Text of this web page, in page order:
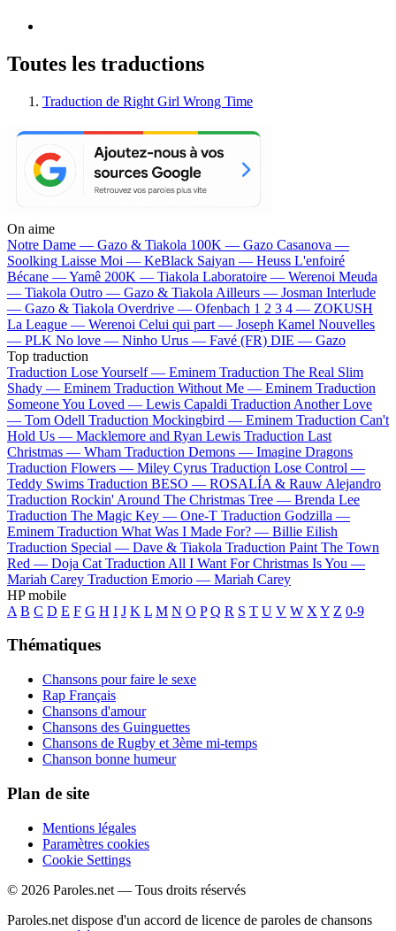
Toutes les traductions
Traduction de Right Girl Wrong Time
On aime
Notre Dame — Gazo & Tiakola 100K — Gazo Casanova —
Soolking Laisse Moi — KeBlack Saiyan — Heuss L'enfoiré
Bécane —Yamê 200K — Tiakola Laboratoire — Werenoi Meuda
— Tiakola Outro — Gazo & Tiakola Ailleurs — Josman Interlude
— Gazo & Tiakola Overdrive — Ofenbach 1 2 3 4 — ZOKUSH
La League — Werenoi Celui qui part — Joseph Kamel Nouvelles
— PLK No love — Ninho Urus — Favé (FR) DIE — Gazo
Top traduction
Traduction Lose Yourself — Eminem Traduction The Real Slim
Shady — Eminem Traduction Without Me — Eminem Traduction
Someone You Loved — Lewis Capaldi Traduction Another Love
— Tom Odell Traduction Mockingbird — Eminem Traduction Can't
Hold Us — Macklemore and Ryan Lewis Traduction Last
Christmas — Wham Traduction Demons — Imagine Dragons
Traduction Flowers — Miley Cyrus Traduction Lose Control —
Teddy Swims Traduction BESO — ROSALÍA & Rauw Alejandro
Traduction Rockin' Around The Christmas Tree — Brenda Lee
Traduction The Magic Key — One-T Traduction Godzilla —
Eminem Traduction What Was I Made For? — Billie Eilish
Traduction Special — Dave & Tiakola Traduction Paint The Town
Red — Doja Cat Traduction All I Want For Christmas Is You —
Mariah Carey Traduction Emorio — Mariah Carey
HP mobile
A B C D E F G H I J K L M N O P Q R S T U V W X Y Z 0-9
Thématiques
Chansons pour faire le sexe
Rap Français
Chansons d'amour
Chansons des Guinguettes
Chansons de Rugby et 3ème mi-temps
Chanson bonne humeur
Plan de site
Mentions légales
Paramètres cookies
Cookie Settings
© 2026 Paroles.net — Tous droits réservés
Paroles.net dispose d'un accord de licence de paroles de chansons